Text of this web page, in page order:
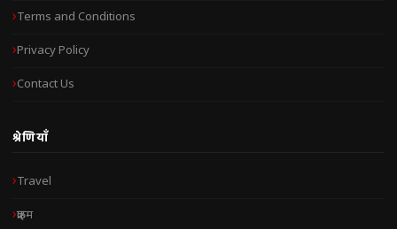
Terms and Conditions
Privacy Policy
Contact Us
श्रेणियाँ
Travel
क्राइम